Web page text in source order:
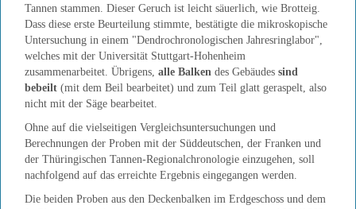
Tannen stammen. Dieser Geruch ist leicht säuerlich, wie Brotteig.
Dass diese erste Beurteilung stimmte, bestätigte die mikroskopische
Untersuchung in einem "Dendrochronologischen Jahresringlabor",
welches mit der Universität Stuttgart-Hohenheim
zusammenarbeitet. Übrigens, alle Balken des Gebäudes sind
bebeilt (mit dem Beil bearbeitet) und zum Teil glatt geraspelt, also
nicht mit der Säge bearbeitet.
Ohne auf die vielseitigen Vergleichsuntersuchungen und
Berechnungen der Proben mit der Süddeutschen, der Franken und
der Thüringischen Tannen-Regionalchronologie einzugehen, soll
nachfolgend auf das erreichte Ergebnis eingegangen werden.
Die beiden Proben aus den Deckenbalken im Erdgeschoss und dem